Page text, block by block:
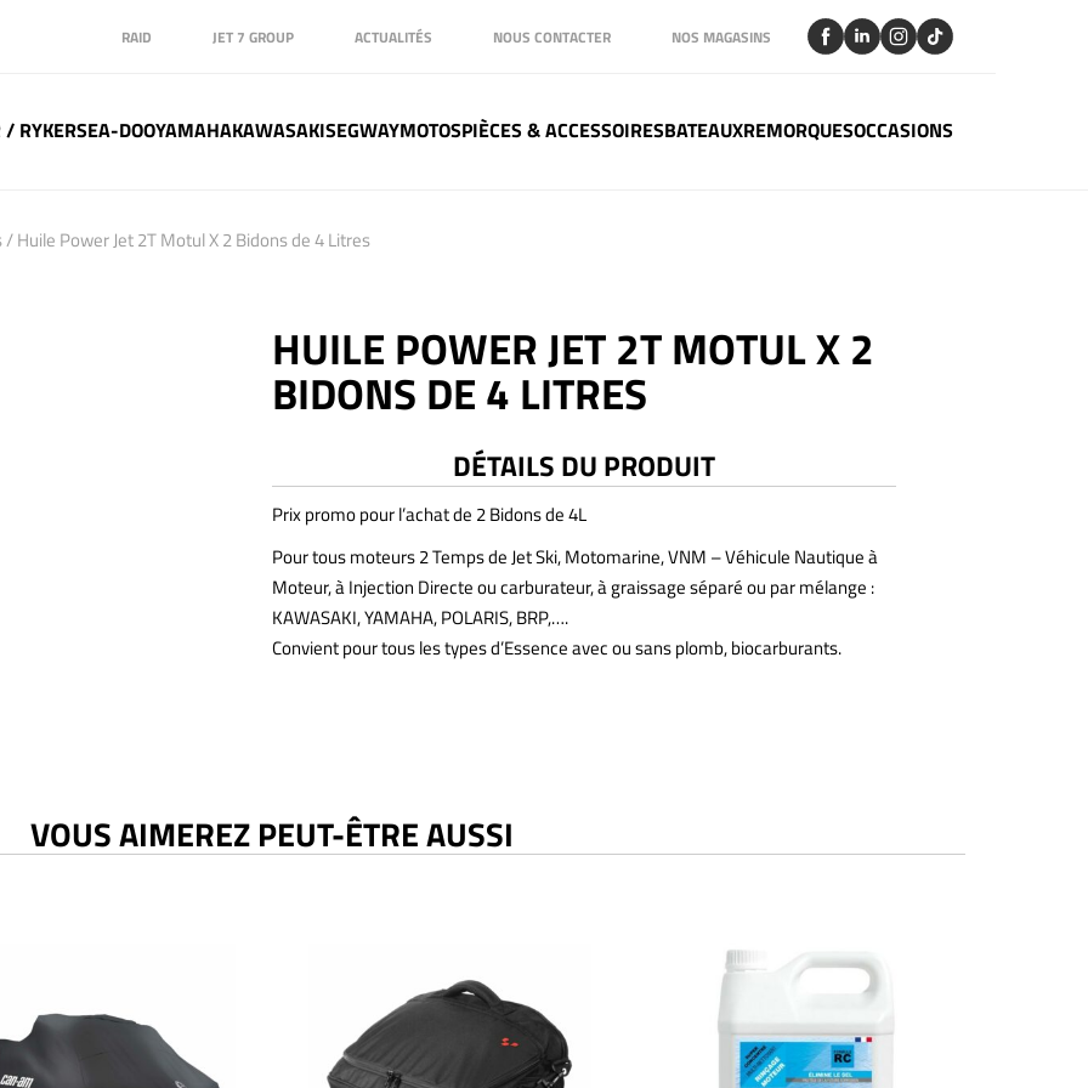
RAID JET 7 GROUP ACTUALITÉS NOUS CONTACTER NOS MAGASINS
/ RYKERSEA-DOOYAMAHAKAWASAKISEGWAYMOTOSPIÈCES & ACCESSOIRESBATEAUXREMORQUESOCCASIONS
/ Huile Power Jet 2T Motul X 2 Bidons de 4 Litres
HUILE POWER JET 2T MOTUL X 2
BIDONS DE 4 LITRES
DÉTAILS DU PRODUIT
Prix promo pour l’achat de 2 Bidons de 4L
Pour tous moteurs 2 Temps de Jet Ski, Motomarine, VNM – Véhicule Nautique à
Moteur, à Injection Directe ou carburateur, à graissage séparé ou par mélange :
KAWASAKI, YAMAHA, POLARIS, BRP,….
Convient pour tous les types d’Essence avec ou sans plomb, biocarburants.
VOUS AIMEREZ PEUT-ÊTRE AUSSI